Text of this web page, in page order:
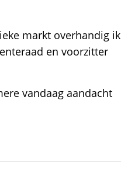
markt overhandig ik
en voorzitter
vandaag aandacht